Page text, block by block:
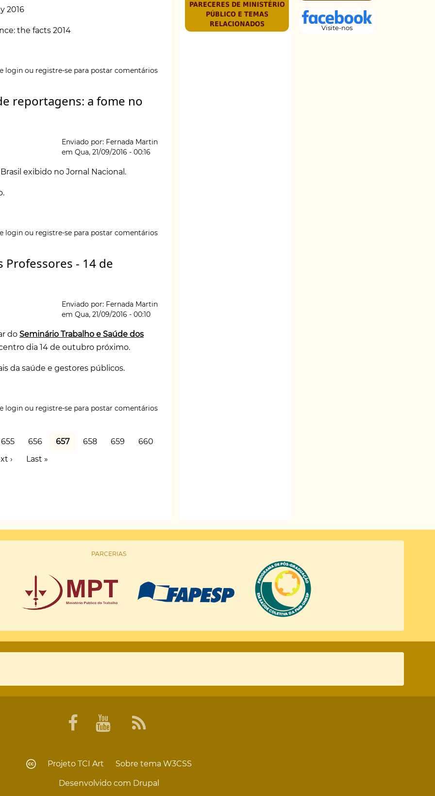
2016
the facts 2014
login ou registre-se para postar comentários
reportagens: a fome no
Enviado por: Fernada Martin
emQua, 21/09/2016 - 00:16
exibido no Jornal Nacional.
.
login ou registre-se para postar comentários
Professores - 14 de
Enviado por: Fernada Martin
emQua, 21/09/2016 - 00:10
doSeminário Trabalho e Saúde dos
dia 14 de outubro próximo.
da saúde e gestores públicos.
login ou registre-se para postar comentários
Page
655 Page
656
Página
657 Page
658 Page
659 Page
660
›
Última
Last »
PARECERES DE MINISTÉRIO
PÚBLICO E TEMAS
RELACIONADOS
Visite-nos
PARCERIAS
Projeto TCI Art Sobre tema W3CSS
Desenvolvido com Drupal